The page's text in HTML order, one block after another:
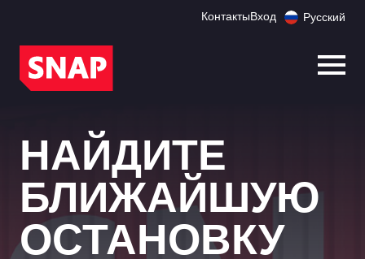
КонтактыВход Русский
НАЙДИТЕ
БЛИЖАЙШУЮ
ОСТАНОВКУ